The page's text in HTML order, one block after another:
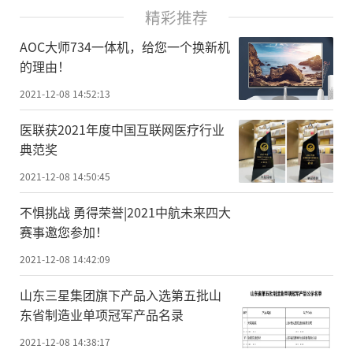
精彩推荐
AOC大师734一体机，给您一个换新机
的理由！
2021-12-08 14:52:13
医联获2021年度中国互联网医疗行业
典范奖
2021-12-08 14:50:45
不惧挑战 勇得荣誉|2021中航未来四大
赛事邀您参加！
2021-12-08 14:42:09
山东三星集团旗下产品入选第五批山
东省制造业单项冠军产品名录
2021-12-08 14:38:17